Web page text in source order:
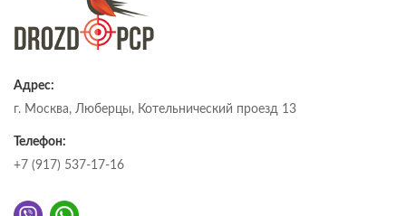
Адрес:
г. Москва, Люберцы, Котельнический проезд 13
Телефон:
+7 (917) 537-17-16